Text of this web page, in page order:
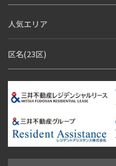
ブランドマンション
人気エリア
青山・表参道・原宿
市ヶ谷・神楽坂・飯
芝浦・汐留・品川
月島・勝どき・
目白・高田馬場・早稲
池尻大橋・三軒茶屋
祐天寺・学芸大
駒沢・用賀・二子玉川
成城・砧
区名(23区)
江東区
豊島区
杉並区 板橋区
葛飾区
江戸川区